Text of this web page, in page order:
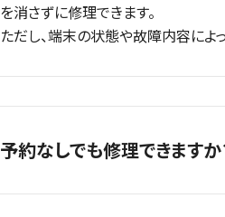
を消さずに修理できます。
ただし、端末の状態や故障内容によ
予約なしでも修理できますか